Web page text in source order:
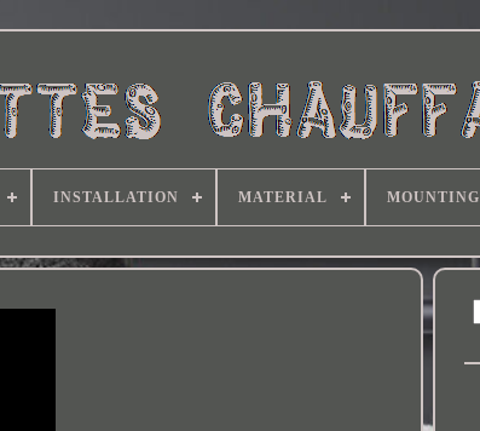
INSTALLATION MATERIAL MOUNTING